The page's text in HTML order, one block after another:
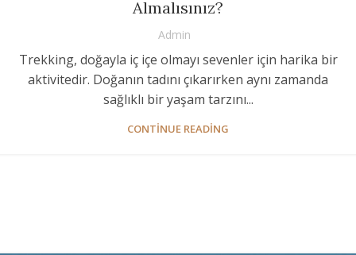
Almalısınız?
Admin
Trekking, doğayla iç içe olmayı sevenler için harika bir
aktivitedir. Doğanın tadını çıkarırken aynı zamanda
sağlıklı bir yaşam tarzını...
CONTINUE READING